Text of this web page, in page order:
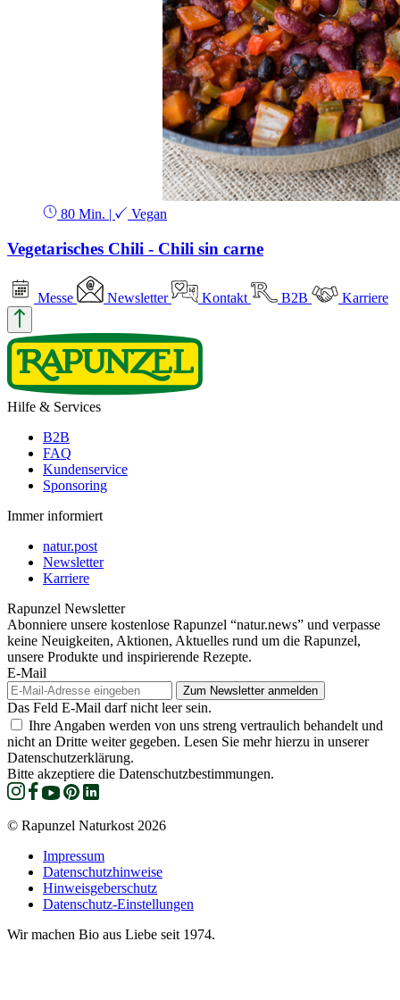
80 Min. | Vegan
Vegetarisches Chili - Chili sin carne
Messe Newsletter Kontakt B2B Karriere
Hilfe & Services
B2B
FAQ
Kundenservice
Sponsoring
Immer informiert
natur.post
Newsletter
Karriere
Rapunzel Newsletter
Abonniere unsere kostenlose Rapunzel “natur.news” und verpasse
keine Neuigkeiten, Aktionen, Aktuelles rund um die Rapunzel,
unsere Produkte und inspirierende Rezepte.
E-Mail
Das Feld E-Mail darf nicht leer sein.
Ihre Angaben werden von uns streng vertraulich behandelt und
nicht an Dritte weiter gegeben. Lesen Sie mehr hierzu in unserer
Datenschutzerklärung.
Bitte akzeptiere die Datenschutzbestimmungen.
© Rapunzel Naturkost 2026
Impressum
Datenschutzhinweise
Hinweisgeberschutz
Datenschutz-Einstellungen
Wir machen Bio aus Liebe seit 1974.